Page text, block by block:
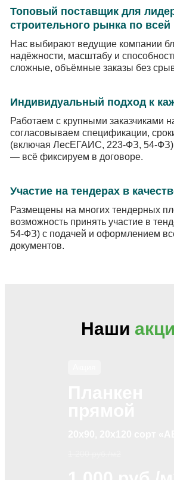
Топовый поставщик для
строительного рынка по всей
Нас выбирают ведущие компании
надёжности, масштабу и
сложные, объёмные заказы без
Индивидуальный подход к
Работаем с крупными заказчиками
согласовываем спецификации,
(включая ЛесЕГАИС, 223-ФЗ, 54-ФЗ)
— всё фиксируем в договоре.
Участие на тендерах в
Размещены на многих тендерных
возможность принять участие в
54-ФЗ) с подачей и оформлением
документов.
Наши